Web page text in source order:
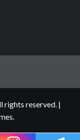
reserved. |